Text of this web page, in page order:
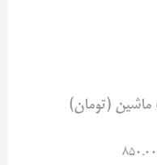
ماشین (تومان)